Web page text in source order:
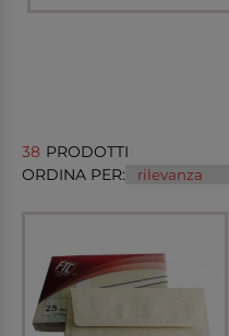
38 PRODOTTI
ORDINA PER: